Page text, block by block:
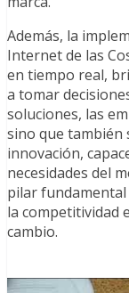
Además, la
Internet de las
en tiempo real,
a tomar
soluciones, las
sino que también
innovación,
necesidades del
pilar
la competitividad
cambio.